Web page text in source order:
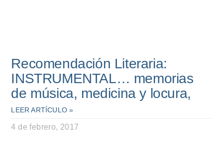
Recomendación Literaria:
INSTRUMENTAL… memorias
de música, medicina y locura,
LEER ARTÍCULO »
4 de febrero, 2017